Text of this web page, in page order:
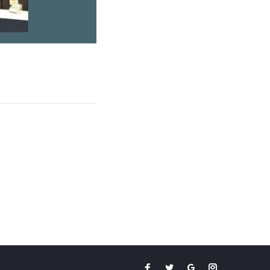
Facebook
TwitterGoogleInstagram